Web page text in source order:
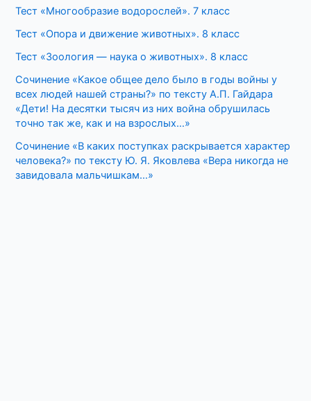
Тест «Многообразие водорослей». 7 класс
Тест «Опора и движение животных». 8 класс
Тест «Зоология — наука о животных». 8 класс
Сочинение «Какое общее дело было в годы войны у
всех людей нашей страны?» по тексту А.П. Гайдара
«Дети! На десятки тысяч из них война обрушилась
точно так же, как и на взрослых…»
Сочинение «В каких поступках раскрывается характер
человека?» по тексту Ю. Я. Яковлева «Вера никогда не
завидовала мальчишкам…»